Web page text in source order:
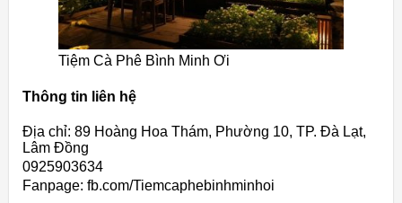
Tiệm Cà Phê Bình Minh Ơi
Thông tin liên hệ
Địa chỉ: 89 Hoàng Hoa Thám, Phường 10, TP. Đà Lạt,
Lâm Đồng
0925903634
Fanpage: fb.com/Tiemcaphebinhminhoi